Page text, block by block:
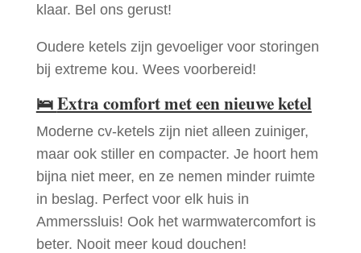
klaar. Bel ons gerust!
Oudere ketels zijn gevoeliger voor storingen
bij extreme kou. Wees voorbereid!
🛌Extra comfort met een nieuwe ketel
Moderne cv-ketels zijn niet alleen zuiniger,
maar ook stiller en compacter. Je hoort hem
bijna niet meer, en ze nemen minder ruimte
in beslag. Perfect voor elk huis in
Ammerssluis! Ook het warmwatercomfort is
beter. Nooit meer koud douchen!